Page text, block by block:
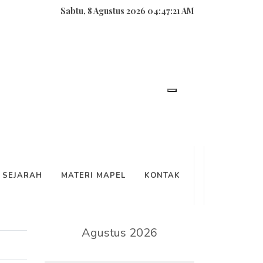
Sabtu, 8 Agustus 2026 04:47:22 AM
SEJARAH MATERI MAPEL KONTAK
Agustus 2026